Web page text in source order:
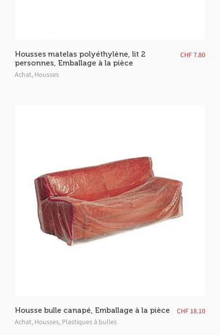
Housses matelas polyéthylène, lit 2
personnes, Emballage à la pièce
Achat, Housses
CHF7.80
Housse bulle canapé, Emballage à la pièce
Achat, Housses, Plastiques à bulles
CHF 18.10